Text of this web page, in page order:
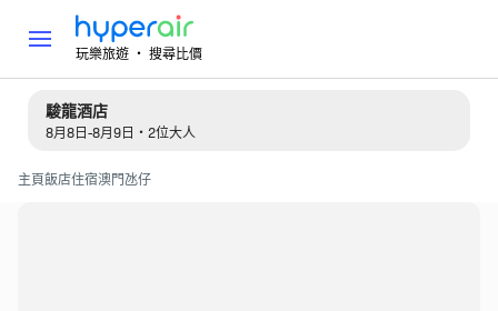
玩樂旅遊 ‧ 搜尋比價
駿龍酒店
8月8日-8月9日・2位大人
主頁飯店住宿澳門氹仔